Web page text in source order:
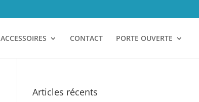
ACCESSOIRES CONTACT PORTE OUVERTE
Articles récents